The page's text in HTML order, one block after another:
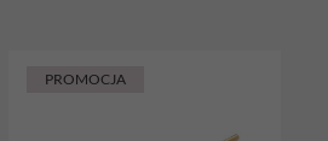
PROMOCJA